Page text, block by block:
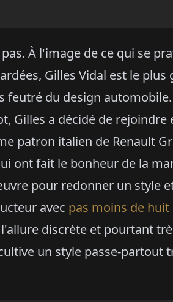
À l'image de ce qui se
Gilles Vidal est le
feutré du design
Gilles a décidé de
patron italien de Renault
ont fait le bonheur de la
pour redonner un style
avec pas moins de
discrète et pourtant
un style passe-partout